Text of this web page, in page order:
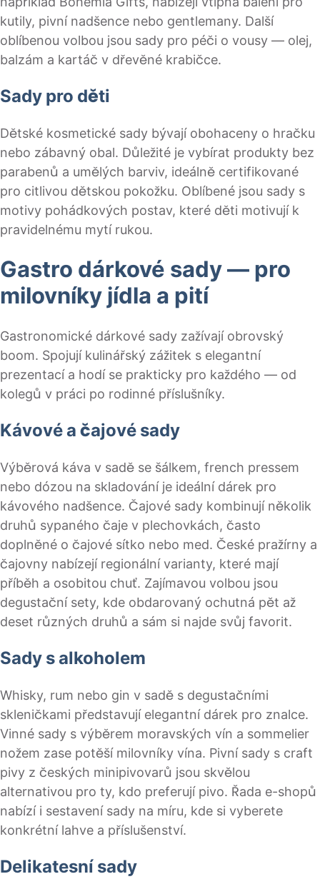
kutily, pivní nadšence nebo gentlemany. Další
oblíbenou volbou jsou sady pro péči o vousy — olej,
balzám a kartáč v dřevěné krabičce.
Sady pro děti
Dětské kosmetické sady bývají obohaceny o hračku
nebo zábavný obal. Důležité je vybírat produkty bez
parabenů a umělých barviv, ideálně certifikované
pro citlivou dětskou pokožku. Oblíbené jsou sady s
motivy pohádkových postav, které děti motivují k
pravidelnému mytí rukou.
Gastro dárkové sady — pro
milovníky jídla a pití
Gastronomické dárkové sady zažívají obrovský
boom. Spojují kulinářský zážitek s elegantní
prezentací a hodí se prakticky pro každého — od
kolegů v práci po rodinné příslušníky.
Kávové a čajové sady
Výběrová káva v sadě se šálkem, french pressem
nebo dózou na skladování je ideální dárek pro
kávového nadšence. Čajové sady kombinují několik
druhů sypaného čaje v plechovkách, často
doplněné o čajové sítko nebo med. České pražírny a
čajovny nabízejí regionální varianty, které mají
příběh a osobitou chuť. Zajímavou volbou jsou
degustační sety, kde obdarovaný ochutná pět až
deset různých druhů a sám si najde svůj favorit.
Sady s alkoholem
Whisky, rum nebo gin v sadě s degustačními
skleničkami představují elegantní dárek pro znalce.
Vinné sady s výběrem moravských vín a sommelier
nožem zase potěší milovníky vína. Pivní sady s craft
pivy z českých minipivovarů jsou skvělou
alternativou pro ty, kdo preferují pivo. Řada e-shopů
nabízí i sestavení sady na míru, kde si vyberete
konkrétní lahve a příslušenství.
Delikatesní sady